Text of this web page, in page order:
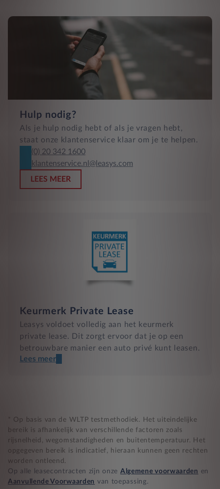
Hulp nodig?
Als je hulp nodig hebt of als je vragen hebt,
staat onze klantenservice klaar om je te helpen.
(0) 20 342 1600
klantenservice.nl@leasys.com
LEES MEER
Keurmerk Private Lease
Leasys voldoet volledig aan het keurmerk
private lease. Dit zorgt ervoor dat je op een
betrouwbare manier een auto privé kunt leasen.
Nooit te hoge financiële lasten
BB 14 dagen bedenktijd
Zekerheid bij klachten
Lees meer
* Op basis van de WLTP testmethodiek. Het uiteindelijke
bereik is afhankelijk van verschillende factoren zoals
rijsnelheid, wegomstandigheden en buitentemperatuur. Het
opgegeven bereik is indicatief, hieraan kunnen geen rechten
worden ontleend.
Op alle leasecontracten zijn onze Algemene voorwaarden en
Aanvullende Voorwaarden van toepassing.